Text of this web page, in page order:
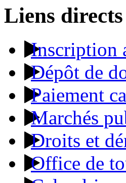
Liens directs
Inscription
Dépôt de
Paiement
Marchés
Droits et
Office de